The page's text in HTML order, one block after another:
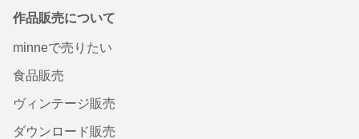
作品販売について
minneで売りたい
食品販売
ヴィンテージ販売
ダウンロード販売